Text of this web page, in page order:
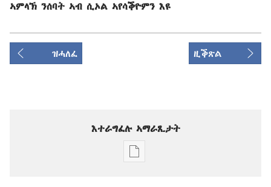
ኣምላኽ ንሰባት ኣብ ሲኦል ኣየሳቕዮምን እዩ
ዝሓለፈ ዚቕጽል
እተራግፈሉ ኣማራጺታት
ዲጂታዊ